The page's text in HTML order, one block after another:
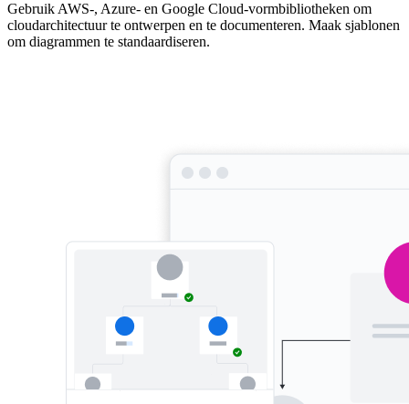
Gebruik AWS-, Azure- en Google Cloud-vormbibliotheken om
cloudarchitectuur te ontwerpen en te documenteren. Maak sjablonen
om diagrammen te standaardiseren.